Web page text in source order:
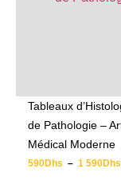
Tableaux
de Pathologie –
Médical Moderne
590Dhs – 1 590Dhs